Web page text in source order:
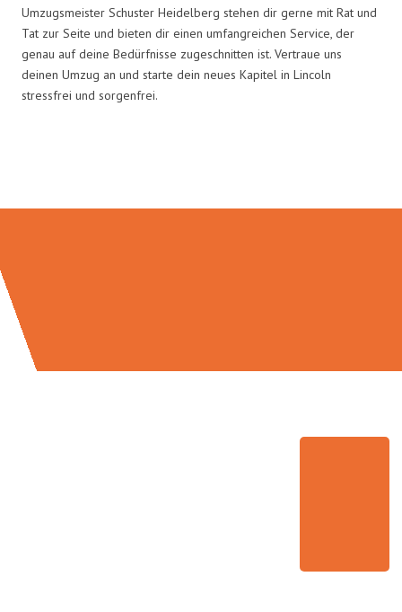
Umzugsmeister Schuster Heidelberg stehen dir gerne mit Rat und
Tat zur Seite und bieten dir einen umfangreichen Service, der
genau auf deine Bedürfnisse zugeschnitten ist. Vertraue uns
deinen Umzug an und starte dein neues Kapitel in Lincoln
stressfrei und sorgenfrei.